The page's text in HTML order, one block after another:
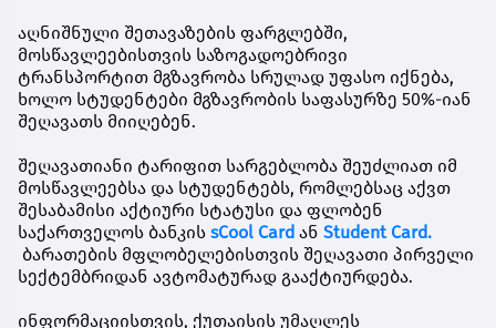
აღნიშნული შეთავაზების ფარგლებში,
მოსწავლეებისთვის საზოგადოებრივი
ტრანსპორტით მგზავრობა სრულად უფასო იქნება,
ხოლო სტუდენტები მგზავრობის საფასურზე 50%-იან
შეღავათს მიიღებენ.
შეღავათიანი ტარიფით სარგებლობა შეუძლიათ იმ
მოსწავლეებსა და სტუდენტებს, რომლებსაც აქვთ
შესაბამისი აქტიური სტატუსი და ფლობენ
საქართველოს ბანკის sCool Card ან Student Card.
ბარათების მფლობელებისთვის შეღავათი პირველი
სექტემბრიდან ავტომატურად გააქტიურდება.
ინფორმაციისთვის, ქუთაისის უმაღლეს